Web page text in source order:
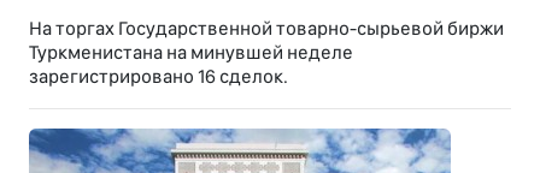
На торгах Государственной товарно-сырьевой биржи
Туркменистана на минувшей неделе
зарегистрировано 16 сделок.